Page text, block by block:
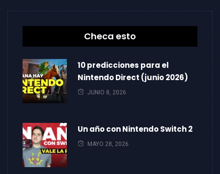
Checa esto
10 predicciones para el
Nintendo Direct (junio 2026)
JUNIO 8, 2026
Un año con Nintendo Switch 2
MAYO 28, 2026